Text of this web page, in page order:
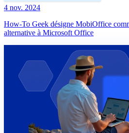
4 nov. 2024
How-To Geek désigne MobiOffice
alternative à Microsoft Office